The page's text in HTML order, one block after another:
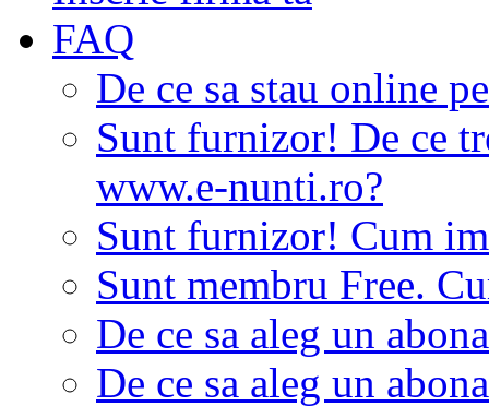
FAQ
De ce sa stau online
Sunt furnizor! De ce
www.e-nunti.ro?
Sunt furnizor! Cum
Sunt membru Free.
De ce sa aleg un
De ce sa aleg un